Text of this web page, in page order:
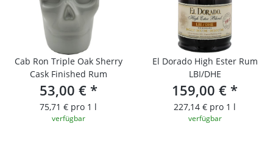
Cab Ron Triple Oak Sherry
Cask Finished Rum
53,00 € *
75,71 € pro 1 l
verfügbar
El Dorado High Ester Rum
LBI/DHE
159,00 € *
227,14 € pro 1 l
verfügbar